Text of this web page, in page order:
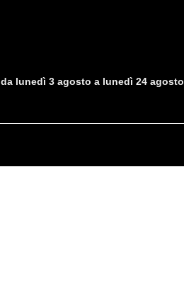
da lunedì 3 agosto a lunedì 24 agosto